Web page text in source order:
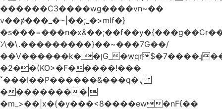
������C3����wg����vn~��
v��ɇ���_�~|��;_�>mIf�}
ﾝ\�\.���������}��~���7G��/
��V������k�_�ןG_�wqr$�7����ɻ��-
�2��(KO>�F�����!���
˟���I��P������&���q�ۼ
���������|
�m_>��|x�{�y���<8����ew�nF{��